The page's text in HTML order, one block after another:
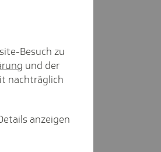
Besuch zu
und der
nachträglich
anzeigen